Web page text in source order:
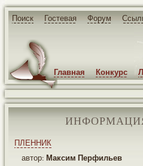
Поиск Гостевая Форум
Главная Конкурс
ПЛЕННИК
автор: Максим Перфильев